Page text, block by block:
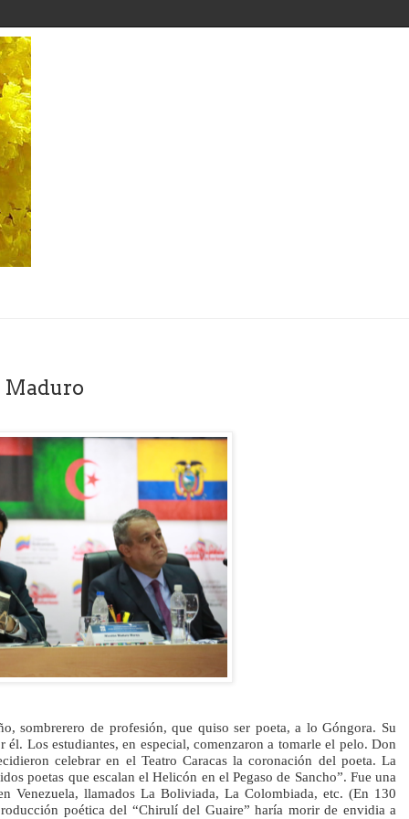
Maduro
sombrerero de profesión, que quiso ser poeta, a lo Góngora. Su
Los estudiantes, en especial, comenzaron a tomarle el pelo. Don
celebrar en el Teatro Caracas la coronación del poeta. La
poetas que escalan el Helicón en el Pegaso de Sancho”. Fue una
Venezuela, llamados La Boliviada, La Colombiada, etc. (En 130
poética del “Chirulí del Guaire” haría morir de envidia a